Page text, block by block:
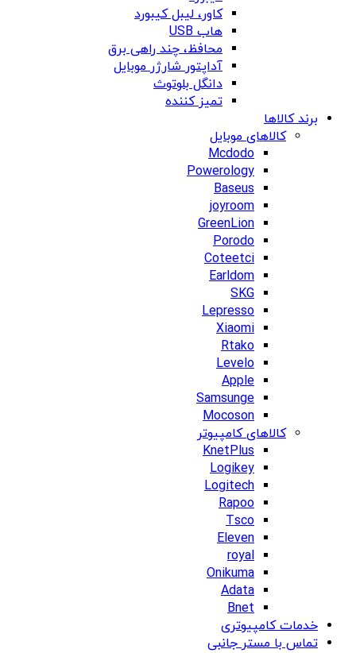
کاور، لیبل کیبورد
هاب USB
محافظ، چند راهی برق
آداپتور شارژر موبایل
دانگل بلوتوث
تمیز کننده
برند کالاها
کالاهای موبایل
Mcdodo
Powerology
Baseus
joyroom
GreenLion
Porodo
Coteetci
Earldom
SKG
Lepresso
Xiaomi
Rtako
Levelo
Apple
Samsunge
Mocoson
کالاهای کامپیوتر
KnetPlus
Logikey
Logitech
Rapoo
Tsco
Eleven
royal
Onikuma
Adata
Bnet
خدمات کامپیوتری
تماس با مستر جانبی